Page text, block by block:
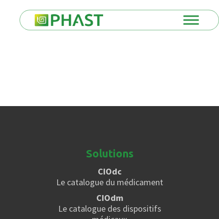
Solutions
CIOdc
Le catalogue du médicament
CIOdm
Le catalogue des dispositifs